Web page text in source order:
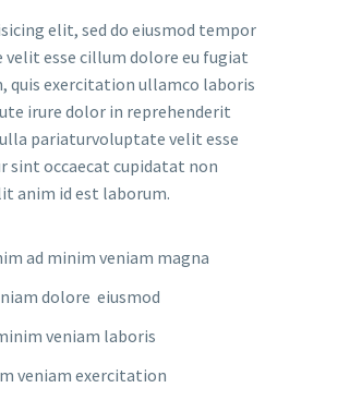
elit, sed do eiusmod tempor
esse cillum dolore eu fugiat
quis exercitation ullamco laboris
irure dolor in reprehenderit
pariaturvoluptate velit esse
sint occaecat cupidatat non
anim id est laborum.
ad minim veniam magna
dolore eiusmod
veniam laboris
veniam exercitation